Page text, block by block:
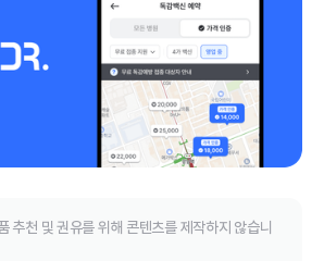
추천 및 권유를 위해 콘텐츠를 제작하지 않습니